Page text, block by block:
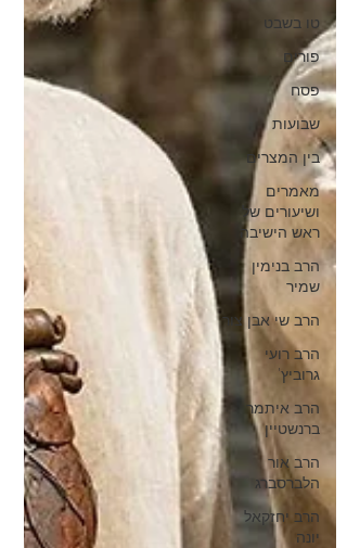
טו בשבט
פורים
פסח
שבועות
בין המצרים
מאמרים
ושיעורים של
ראש הישיבה
הרב בנימין
שמיר
הרב שי אבן צור
הרב רועי
גרוביץ'
הרב איתמר
ברנשטיין
הרב אור
הלברסברג
הרב יחזקאל
יונה